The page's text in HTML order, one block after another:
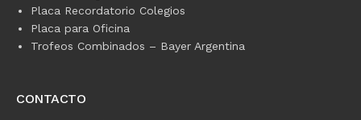
Placa Recordatorio Colegios
Placa para Oficina
Trofeos Combinados – Bayer Argentina
CONTACTO